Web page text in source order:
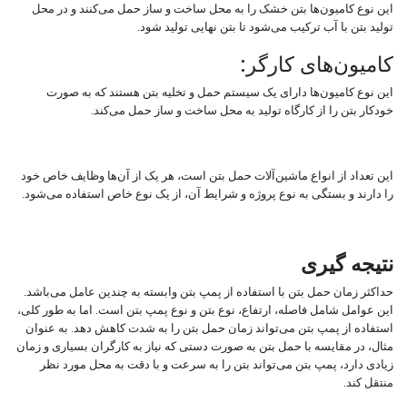
این نوع کامیون‌ها بتن خشک را به محل ساخت و ساز حمل می‌کنند و در محل
تولید بتن با آب ترکیب می‌شود تا بتن نهایی تولید شود.
کامیون‌های کارگر:
این نوع کامیون‌ها دارای یک سیستم حمل و تخلیه بتن هستند که به صورت
خودکار بتن را از کارگاه تولید به محل ساخت و ساز حمل می‌کند.
این تعداد از انواع ماشین‌آلات حمل بتن است، هر یک از آن‌ها وظایف خاص خود
را دارند و بستگی به نوع پروژه و شرایط آن، از یک نوع خاص استفاده می‌شود.
نتیجه گیری
حداکثر زمان حمل بتن با استفاده از پمپ بتن وابسته به چندین عامل می‌باشد.
این عوامل شامل فاصله، ارتفاع، نوع بتن و نوع پمپ بتن است. اما به طور کلی،
استفاده از پمپ بتن می‌تواند زمان حمل بتن را به شدت کاهش دهد. به عنوان
مثال، در مقایسه با حمل بتن به صورت دستی که نیاز به کارگران بسیاری و زمان
زیادی دارد، پمپ بتن می‌تواند بتن را به سرعت و با دقت به محل مورد نظر
منتقل کند.